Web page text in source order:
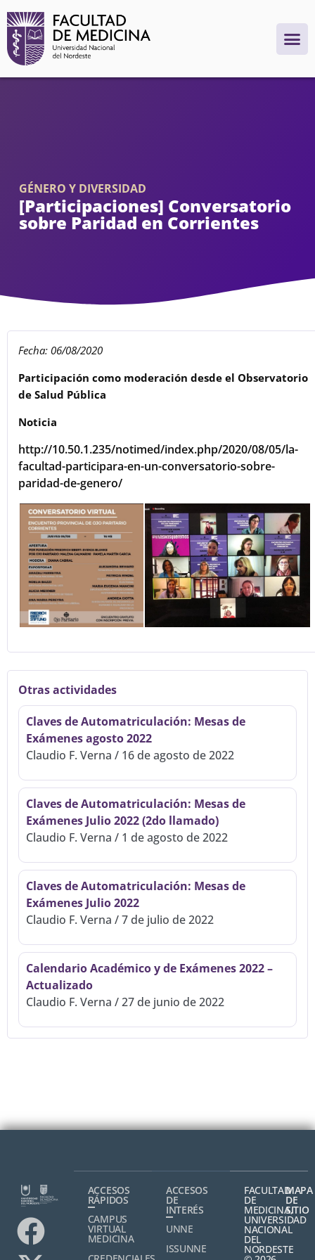
GÉNERO Y DIVERSIDAD
[Participaciones] Conversatorio
sobre Paridad en Corrientes
Fecha: 06/08/2020
Participación como moderación desde el Observatorio
de Salud Pública
Noticia
http://10.50.1.235/notimed/index.php/2020/08/05/la-
facultad-participara-en-un-conversatorio-sobre-
paridad-de-genero/
Otras actividades
Claves de Automatriculación: Mesas de
Exámenes agosto 2022
Claudio F. Verna
16 de agosto de 2022
Claves de Automatriculación: Mesas de
Exámenes Julio 2022 (2do llamado)
Claudio F. Verna
1 de agosto de 2022
Claves de Automatriculación: Mesas de
Exámenes Julio 2022
Claudio F. Verna
7 de julio de 2022
Calendario Académico y de Exámenes 2022 –
Actualizado
Claudio F. Verna
27 de junio de 2022
ACCESOS
RÁPIDOS
CAMPUS
VIRTUAL
MEDICINA
ACCESOS
DE
INTERÉS
UNNE
ISSUNNE
FACULTAD
DE
MEDICINA,
UNIVERSIDAD
NACIONAL
DEL
NORDESTE
MAPA
DE
SITIO